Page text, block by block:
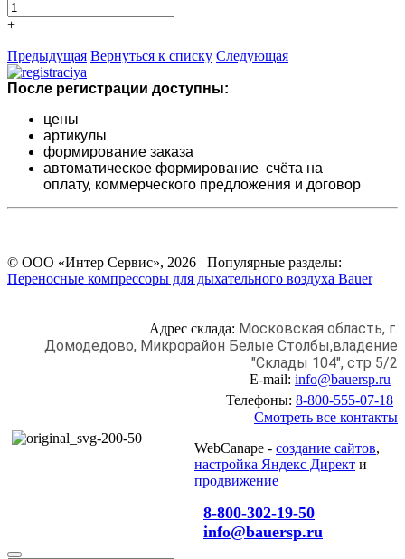
+
Предыдущая Вернуться к списку Следующая
После регистрации доступны:
цены
артикулы
формирование заказа
автоматическое формирование счёта на
оплату, коммерческого предложения и договор
© ООО «Интер Сервис», 2026 Популярные разделы:
Переносные компрессоры для дыхательного воздуха Bauer
Адрес склада: Московская область, г.
Домодедово, Микрорайон Белые Столбы,владение
"Склады 104", стр 5/2
E-mail: info@bauersp.ru
Телефоны: 8-800-555-07-18
Смотреть все контакты
WebCanape - создание сайтов,
настройка Яндекс Директ и
продвижение
8-800-302-19-50
info@bauersp.ru